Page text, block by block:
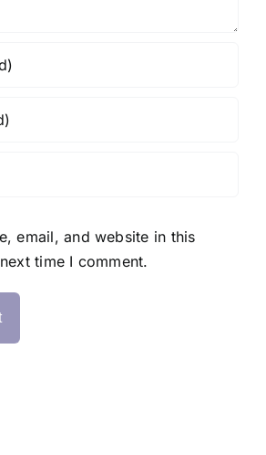
email, and website in this
time I comment.